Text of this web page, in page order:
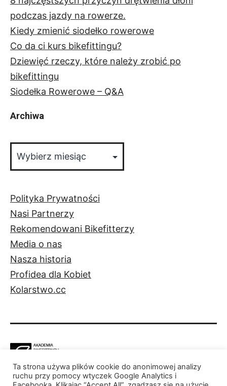
podczas jazdy na rowerze.
Kiedy zmienić siodełko rowerowe
Co da ci kurs bikefittingu?
Dziewięć rzeczy, które należy zrobić po
bikefittingu
Siodełka Rowerowe – Q&A
Archiwa
Polityka Prywatności
Nasi Partnerzy
Rekomendowani Bikefitterzy
Media o nas
Nasza historia
Profidea dla Kobiet
Kolarstwo.cc
FacebookInstagram
Ta strona używa plików cookie do anonimowej analizy
ruchu przy pomocy wtyczek Google Analytics i